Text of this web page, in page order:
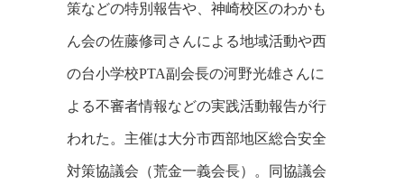
策などの特別報告や、神崎校区のわかも
ん会の佐藤修司さんによる地域活動や西
の台小学校PTA副会長の河野光雄さんに
よる不審者情報などの実践活動報告が行
われた。主催は大分市西部地区総合安全
対策協議会（荒金一義会長）。同協議会